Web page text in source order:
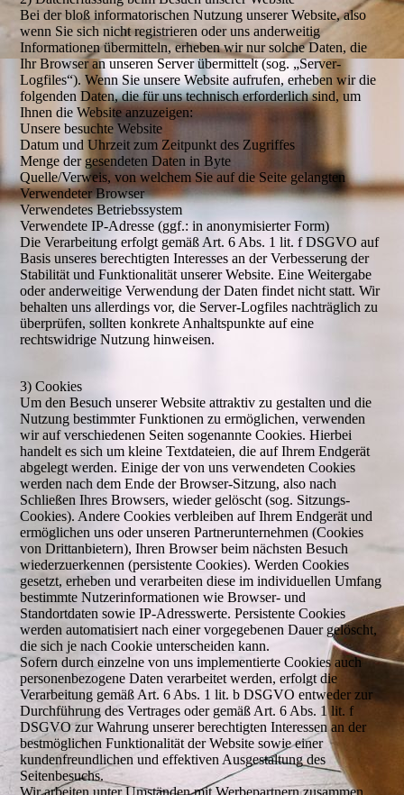
Bei der bloß informatorischen Nutzung unserer Website, also
wenn Sie sich nicht registrieren oder uns anderweitig
Informationen übermitteln, erheben wir nur solche Daten, die
Ihr Browser an unseren Server übermittelt (sog. „Server-
Logfiles“). Wenn Sie unsere Website aufrufen, erheben wir die
folgenden Daten, die für uns technisch erforderlich sind, um
Ihnen die Website anzuzeigen:
Unsere besuchte Website
Datum und Uhrzeit zum Zeitpunkt des Zugriffes
Menge der gesendeten Daten in Byte
Quelle/Verweis, von welchem Sie auf die Seite gelangten
Verwendeter Browser
Verwendetes Betriebssystem
Verwendete IP-Adresse (ggf.: in anonymisierter Form)
Die Verarbeitung erfolgt gemäß Art. 6 Abs. 1 lit. f DSGVO auf
Basis unseres berechtigten Interesses an der Verbesserung der
Stabilität und Funktionalität unserer Website. Eine Weitergabe
oder anderweitige Verwendung der Daten findet nicht statt. Wir
behalten uns allerdings vor, die Server-Logfiles nachträglich zu
überprüfen, sollten konkrete Anhaltspunkte auf eine
rechtswidrige Nutzung hinweisen.
3) Cookies
Um den Besuch unserer Website attraktiv zu gestalten und die
Nutzung bestimmter Funktionen zu ermöglichen, verwenden
wir auf verschiedenen Seiten sogenannte Cookies. Hierbei
handelt es sich um kleine Textdateien, die auf Ihrem Endgerät
abgelegt werden. Einige der von uns verwendeten Cookies
werden nach dem Ende der Browser-Sitzung, also nach
Schließen Ihres Browsers, wieder gelöscht (sog. Sitzungs-
Cookies). Andere Cookies verbleiben auf Ihrem Endgerät und
ermöglichen uns oder unseren Partnerunternehmen (Cookies
von Drittanbietern), Ihren Browser beim nächsten Besuch
wiederzuerkennen (persistente Cookies). Werden Cookies
gesetzt, erheben und verarbeiten diese im individuellen Umfang
bestimmte Nutzerinformationen wie Browser- und
Standortdaten sowie IP-Adresswerte. Persistente Cookies
werden automatisiert nach einer vorgegebenen Dauer gelöscht,
die sich je nach Cookie unterscheiden kann.
Sofern durch einzelne von uns implementierte Cookies auch
personenbezogene Daten verarbeitet werden, erfolgt die
Verarbeitung gemäß Art. 6 Abs. 1 lit. b DSGVO entweder zur
Durchführung des Vertrages oder gemäß Art. 6 Abs. 1 lit. f
DSGVO zur Wahrung unserer berechtigten Interessen an der
bestmöglichen Funktionalität der Website sowie einer
kundenfreundlichen und effektiven Ausgestaltung des
Seitenbesuchs.